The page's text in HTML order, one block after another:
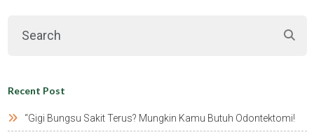
Recent Post
“gigi Bungsu Sakit Terus? Mungkin Kamu Butuh Odontektomi!